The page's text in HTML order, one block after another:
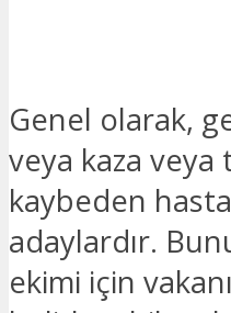
Genel olarak,
veya kaza veya
kaybeden
adaylardır.
ekimi için